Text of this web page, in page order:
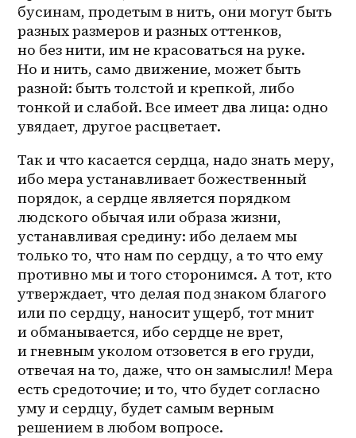
бусинам, продетым в нить, они могут быть
разных размеров и разных оттенков,
но без нити, им не красоваться на руке.
Но и нить, само движение, может быть
разной: быть толстой и крепкой, либо
тонкой и слабой. Все имеет два лица: одно
увядает, другое расцветает.
Так и что касается сердца, надо знать меру,
ибо мера устанавливает божественный
порядок, а сердце является порядком
людского обычая или образа жизни,
устанавливая средину: ибо делаем мы
только то, что нам по сердцу, а то что ему
противно мы и того сторонимся. А тот, кто
утверждает, что делая под знаком благого
или по сердцу, наносит ущерб, тот мнит
и обманывается, ибо сердце не врет,
и гневным уколом отзовется в его груди,
отвечая на то, даже, что он замыслил! Мера
есть средоточие; и то, что будет согласно
уму и сердцу, будет самым верным
решением в любом вопросе.